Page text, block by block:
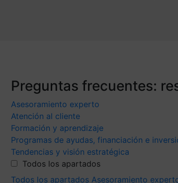
Preguntas frecuentes:
Asesoramiento experto
Atención al cliente
Formación y aprendizaje
Programas de ayudas, financiación e
Tendencias y visión estratégica
Todos los apartados
Todos los apartados Asesoramiento